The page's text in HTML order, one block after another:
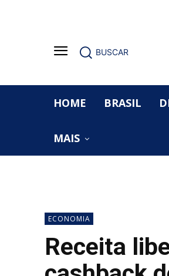
BUSCAR
HOME BRASIL
MAIS
ECONOMIA
Receita